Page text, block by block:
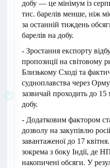
добу — це мінімум із
тис. барелів менше, ніж
за останній тиждень
барелів на добу.
- Зростання експорту
пропозиції на світовому
Близькому Сході та
судноплавства через
зазвичай проходить до
добу.
- Додатковим фактором
дозволу на закупівлю
завантаженої до 17
зокрема з боку Індії, де
накопичені обсяги. У